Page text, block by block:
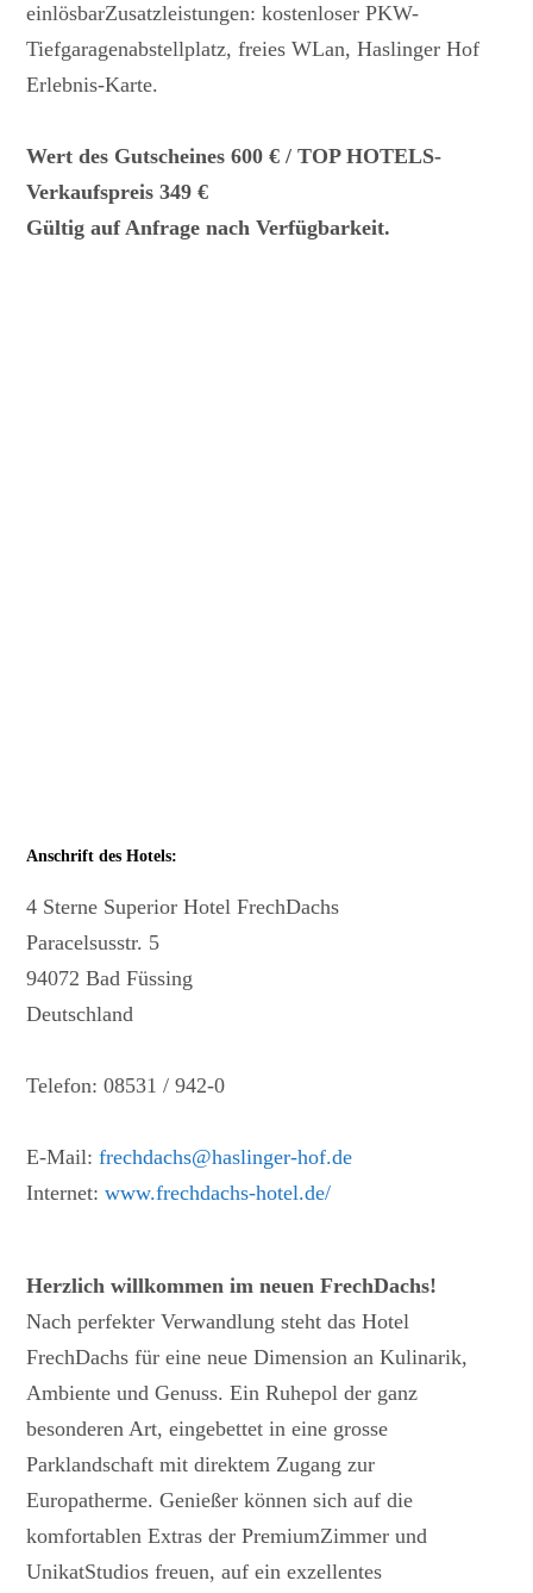
einlösbarZusatzleistungen: kostenloser PKW-
Tiefgaragenabstellplatz, freies WLan, Haslinger Hof
Erlebnis-Karte.
Wert des Gutscheines 600 € / TOP HOTELS-
Verkaufspreis 349 €
Gültig auf Anfrage nach Verfügbarkeit.
Anschrift des Hotels:
4 Sterne Superior Hotel FrechDachs
Paracelsusstr. 5
94072 Bad Füssing
Deutschland
Telefon: 08531 / 942-0
E-Mail:frechdachs@haslinger-hof.de
Internet:www.frechdachs-hotel.de/
Herzlich willkommen im neuen FrechDachs!
Nach perfekter Verwandlung steht das Hotel
FrechDachs für eine neue Dimension an Kulinarik,
Ambiente und Genuss. Ein Ruhepol der ganz
besonderen Art, eingebettet in eine grosse
Parklandschaft mit direktem Zugang zur
Europatherme. Genießer können sich auf die
komfortablen Extras der PremiumZimmer und
UnikatStudios freuen, auf ein exzellentes